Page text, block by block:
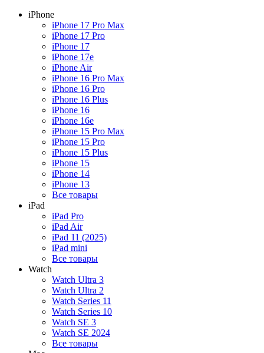
iPhone
iPhone 17 Pro Max
iPhone 17 Pro
iPhone 17
iPhone 17e
iPhone Air
iPhone 16 Pro Max
iPhone 16 Pro
iPhone 16 Plus
iPhone 16
iPhone 16e
iPhone 15 Pro Max
iPhone 15 Pro
iPhone 15 Plus
iPhone 15
iPhone 14
iPhone 13
Все товары
iPad
iPad Pro
iPad Air
iPad 11 (2025)
iPad mini
Все товары
Watch
Watch Ultra 3
Watch Ultra 2
Watch Series 11
Watch Series 10
Watch SE 3
Watch SE 2024
Все товары